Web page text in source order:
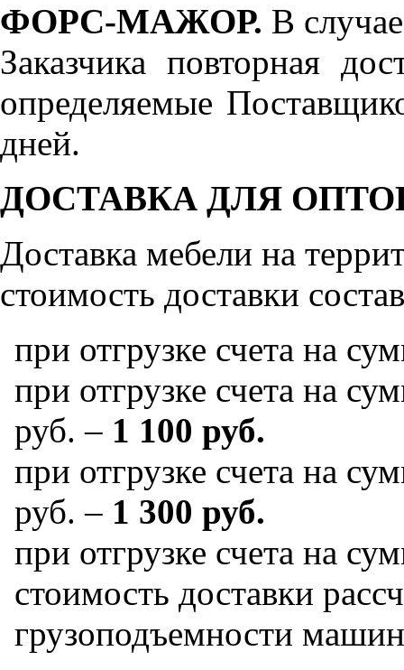
ФОРС-МАЖОР. В
Заказчика повторная
определяемые
дней.
ДОСТАВКА ДЛЯ
Доставка мебели на
стоимость доставки
при отгрузке счета на
при отгрузке счета на
руб. – 1 100 руб.
при отгрузке счета на
руб. – 1 300 руб.
при отгрузке счета на
стоимость доставки
грузоподъемности